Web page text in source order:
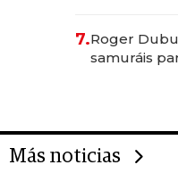
rol de la IA
7.Roger
samuráis
Más noticias